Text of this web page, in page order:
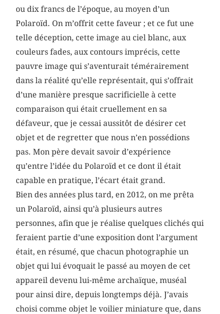
ou dix francs de l’époque, au moyen d’un
Polaroïd. On m’offrit cette faveur ; et ce fut une
telle déception, cette image au ciel blanc, aux
couleurs fades, aux contours imprécis, cette
pauvre image qui s’aventurait témérairement
dans la réalité qu’elle représentait, qui s’offrait
d’une manière presque sacrificielle à cette
comparaison qui était cruellement en sa
défaveur, que je cessai aussitôt de désirer cet
objet et de regretter que nous n’en possédions
pas. Mon père devait savoir d’expérience
qu’entre l’idée du Polaroïd et ce dont il était
capable en pratique, l’écart était grand.
Bien des années plus tard, en 2012, on me prêta
un Polaroïd, ainsi qu’à plusieurs autres
personnes, afin que je réalise quelques clichés qui
feraient partie d’une exposition dont l’argument
était, en résumé, que chacun photographie un
objet qui lui évoquait le passé au moyen de cet
appareil devenu lui-même archaïque, muséal
pour ainsi dire, depuis longtemps déjà. J’avais
choisi comme objet le voilier miniature que, dans